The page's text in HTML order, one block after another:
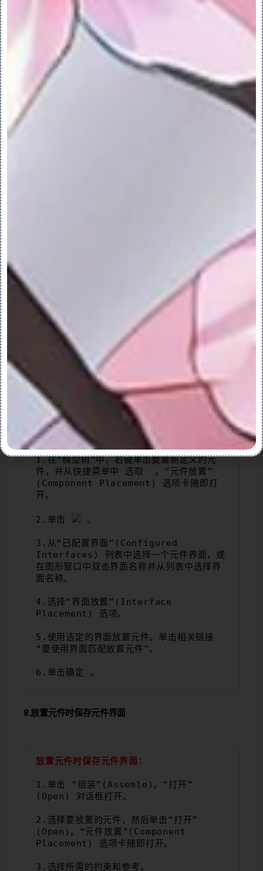
放置”(Auto Place) 对话框打开。
6.选择自动放置选项：
◦屏幕点 (Screen Point) - 搜索最近的
可用位置。在装配中单击。
◦选择项定义搜索范围 (Select Items To
Define The Search Scope) - 在装配
Locations)，以显示列表中的其他放置位
对于两种界面匹配选项
1.单击“关闭”(Close) 接受放置定义。
2.单击确定 。
7.使用接口重新定义元件放置
使用接口重新定义元件放置：
1.在“模型树”中，右键单击要重新定义的元
件，并从快捷菜单中 选取
。“元件放置”
(Component Placement) 选项卡随即打
开。
2.单击 。
3.从“已配置界面”(Configured
Interfaces) 列表中选择一个元件界面，或
在图形窗口中双击界面名称并从列表中选择界
面名称。
4.选择“界面放置”(Interface
Placement) 选项。
5.使用选定的界面放置元件。单击相关链接
“要使用界面匹配放置元件”。
6.单击确定 。
8.放置元件时保存元件界面
放置元件时保存元件界面：
1.单击 “组装”(Assemle)。“打开”
(Open) 对话框打开。
2.选择要放置的元件，然后单击“打开”
(Open)。“元件放置”(Component
Placement) 选项卡随即打开。
3.选择所需的约束和参考。